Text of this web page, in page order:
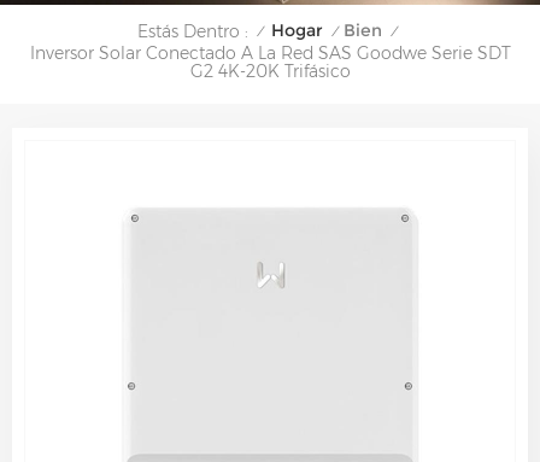
Estás Dentro : / Hogar / Bien /
Inversor Solar Conectado A La Red SAS Goodwe Serie SDT
G2 4K-20K Trifásico